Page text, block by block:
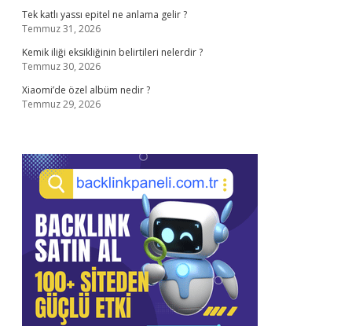
Tek katlı yassı epitel ne anlama gelir ?
Temmuz 31, 2026
Kemik iliği eksikliğinin belirtileri nelerdir ?
Temmuz 30, 2026
Xiaomi’de özel albüm nedir ?
Temmuz 29, 2026